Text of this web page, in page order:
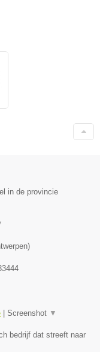
in de provincie
)
Screenshot ▼
bedrijf dat streeft naar